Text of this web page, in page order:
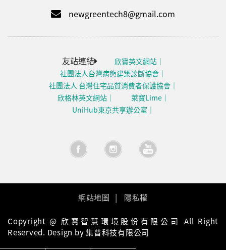
newgreentech8@gmail.com
友站連結
欣寶英文網站
社團法人台灣病態建築診斷協會
社團法人 台灣住宅品質消費者保護協會
欣格林英文網站
萊寶Lime
UniHub東京共享辦公室
網站地圖 隱私權
Copyright @ 欣寶智慧環境股份有限公司 All Right
Reserved. Design by 集普科技有限公司